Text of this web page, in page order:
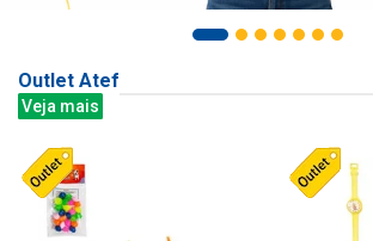
Outlet Atef
Veja mais